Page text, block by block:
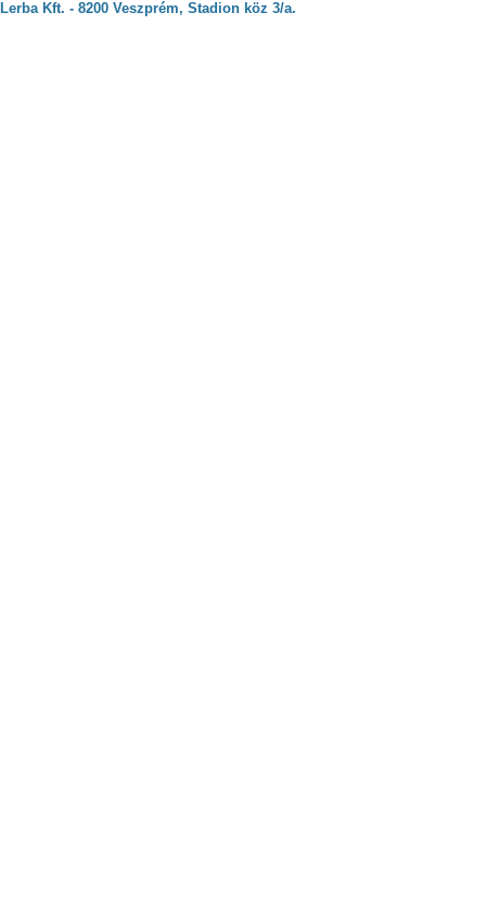
Lerba Kft. - 8200 Veszprém, Stadion köz 3/a.